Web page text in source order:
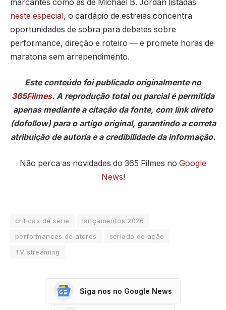
marcantes como as de Michael B. Jordan listadas
neste especial, o cardápio de estreias concentra
oportunidades de sobra para debates sobre
performance, direção e roteiro — e promete horas de
maratona sem arrependimento.
Este conteúdo foi publicado originalmente no
365Filmes. A reprodução total ou parcial é permitida
apenas mediante a citação da fonte, com link direto
(dofollow) para o artigo original, garantindo a correta
atribuição de autoria e a credibilidade da informação.
Não perca as novidades do 365 Filmes no Google
News!
críticas de série
lançamentos 2026
performances de atores
seriado de ação
TV streaming
Siga nos no Google News